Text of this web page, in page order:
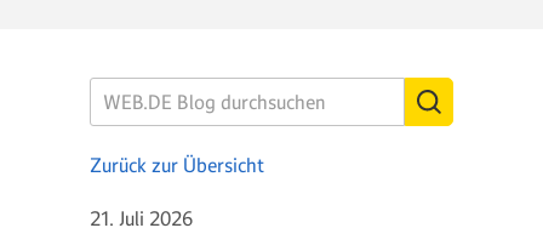
Zurück zur Übersicht
21. Juli 2026